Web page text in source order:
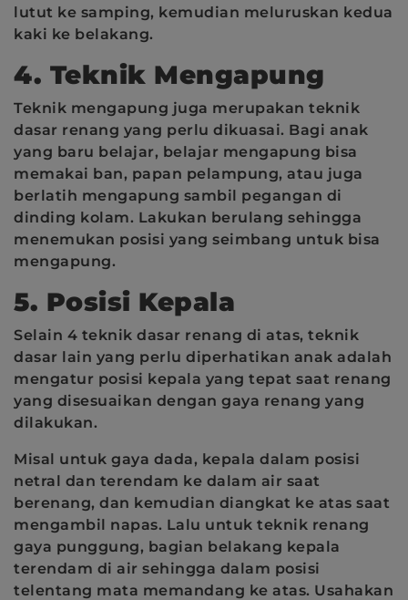
lutut ke samping, kemudian meluruskan kedua
kaki ke belakang.
4. Teknik Mengapung
Teknik mengapung juga merupakan teknik
dasar renang yang perlu dikuasai. Bagi anak
yang baru belajar, belajar mengapung bisa
memakai ban, papan pelampung, atau juga
berlatih mengapung sambil pegangan di
dinding kolam. Lakukan berulang sehingga
menemukan posisi yang seimbang untuk bisa
mengapung.
5. Posisi Kepala
Selain 4 teknik dasar renang di atas, teknik
dasar lain yang perlu diperhatikan anak adalah
mengatur posisi kepala yang tepat saat renang
yang disesuaikan dengan gaya renang yang
dilakukan.
Misal untuk gaya dada, kepala dalam posisi
netral dan terendam ke dalam air saat
berenang, dan kemudian diangkat ke atas saat
mengambil napas. Lalu untuk teknik renang
gaya punggung, bagian belakang kepala
terendam di air sehingga dalam posisi
telentang mata memandang ke atas. Usahakan